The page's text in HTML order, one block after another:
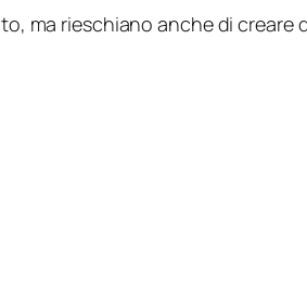
ma rieschiano anche di creare